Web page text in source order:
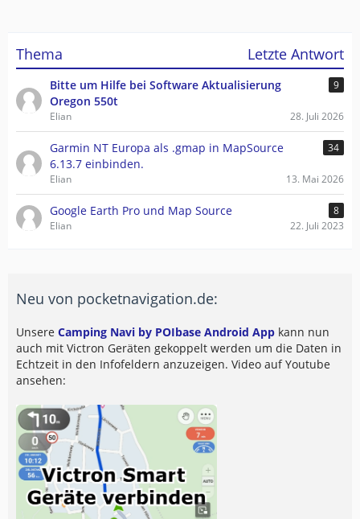
Thema Letzte Antwort
Bitte um Hilfe bei Software Aktualisierung
Oregon 550t
9
Elian 28. Juli 2026
Garmin NT Europa als .gmap in MapSource
6.13.7 einbinden.
34
Elian 13. Mai 2026
Google Earth Pro und Map Source
8
Elian
22. Juli 2023
Neu von pocketnavigation.de:
Unsere Camping Navi by POIbase Android App kann nun
auch mit Victron Geräten gekoppelt werden um die Daten in
Echtzeit in den Infofeldern anzuzeigen. Video auf Youtube
ansehen: